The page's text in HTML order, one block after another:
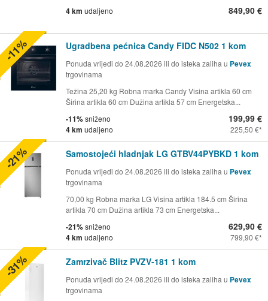
4 km udaljeno 849,90 €
Ugradbena pećnica Candy FIDC N502 1 kom
Ponuda vrijedi do 24.08.2026 ili do isteka zaliha u Pevex
trgovinama
Težina 25,20 kg Robna marka Candy Visina artikla 60 cm
Širina artikla 60 cm Dužina artikla 57 cm Energetska...
-11%sniženo
4 km udaljeno
199,99 €
225,50 €
-11%
Samostojeći hladnjak LG GTBV44PYBKD 1 kom
Ponuda vrijedi do 24.08.2026 ili do isteka zaliha u Pevex
trgovinama
70,00 kg Robna marka LG Visina artikla 184.5 cm Širina
artikla 70 cm Dužina artikla 73 cm Energetska...
-21%sniženo
4 km udaljeno
629,90 €
799,90 €
-21%
Zamrzivač Blitz PVZV-181 1 kom
Ponuda vrijedi do 24.08.2026 ili do isteka zaliha u Pevex
trgovinama
-31%